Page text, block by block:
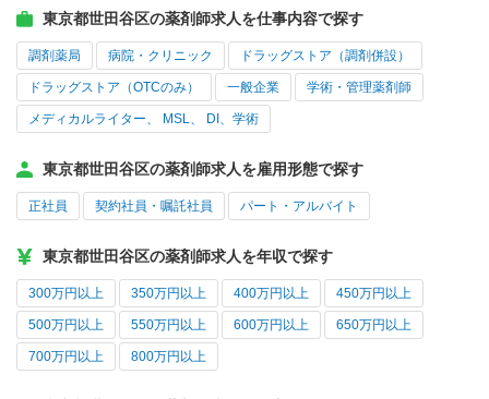
東京都世田谷区の薬剤師求人を仕事内容で探す
調剤薬局 病院・クリニック ドラッグストア（調剤併設）
ドラッグストア（OTCのみ） 一般企業 学術・管理薬剤師
メディカルライター、 MSL、 DI、学術
東京都世田谷区の薬剤師求人を雇用形態で探す
正社員 契約社員・嘱託社員 パート・アルバイト
東京都世田谷区の薬剤師求人を年収で探す
300万円以上 350万円以上 400万円以上 450万円以上
500万円以上 550万円以上 600万円以上 650万円以上
700万円以上 800万円以上